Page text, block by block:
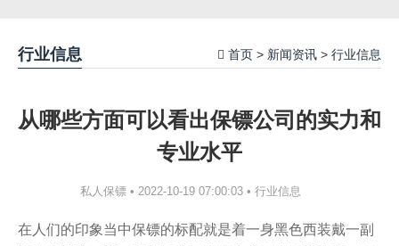
首页 > 新闻资讯 > 行业信息
行业信息
从哪些方面可以看出保镖公司的实力和
专业水平
私人保镖 • 2022-10-19 07:00:03 • 行业信息
在人们的印象当中保镖的标配就是着一身黑色西装戴一副